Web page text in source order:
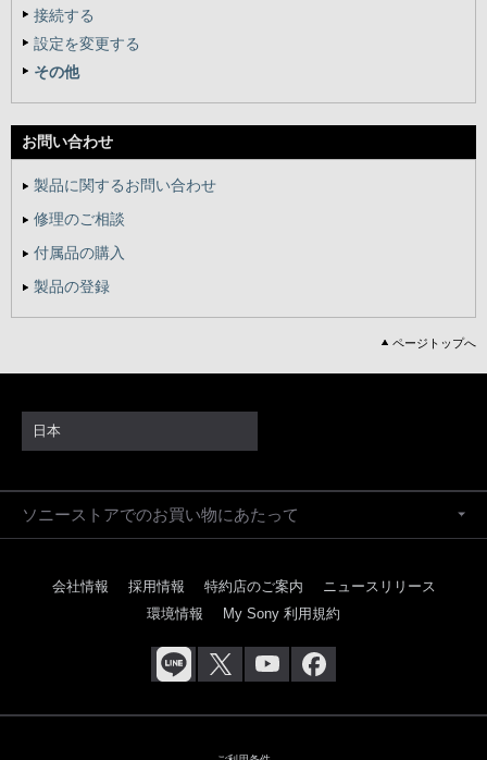
接続する
設定を変更する
その他
お問い合わせ
製品に関するお問い合わせ
修理のご相談
付属品の購入
製品の登録
ページトップへ
日本
ソニーストアでのお買い物にあたって
会社情報 採用情報 特約店のご案内
ニュースリリース
環境情報
My Sony 利用規約